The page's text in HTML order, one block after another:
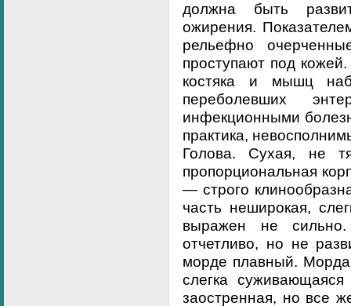
должна быть
ожирения.
рельефно
проступают под
костяка и мышц
переболевших
инфекционными
практика,
Голова. Сухая, не
пропорциональная
— строго
часть неширокая,
выражен не
отчетливо, но не
морде плавный.
слегка
заостренная, но все